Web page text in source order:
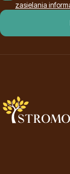
zasielania